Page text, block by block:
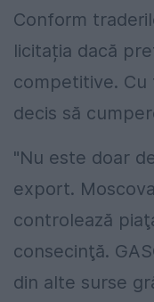
Conform
licitația dacă
competitive. Cu
decis să
"Nu este doar
export.
controlează
consecinţă.
din alte surse